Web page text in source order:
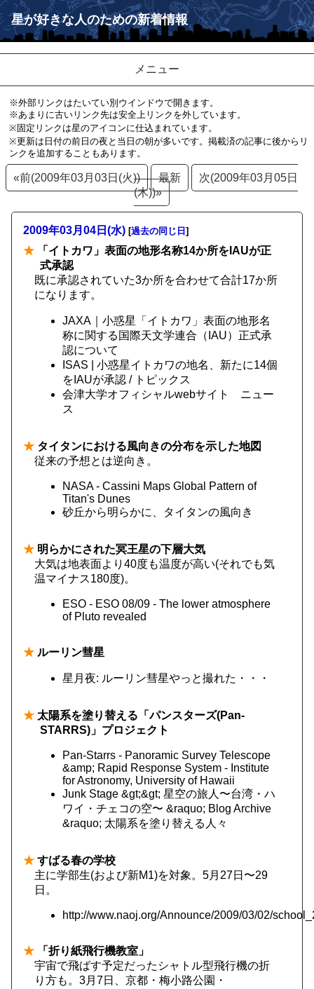
星が好きな人のための新着情報
メニュー
※外部リンクはたいてい別ウインドウで開きます。
※あまりに古いリンク先は安全上リンクを外しています。
※固定リンクは星のアイコンに仕込まれています。
※更新は日付の前日の夜と当日の朝が多いです。掲載済の記事に後からリ
ンクを追加することもあります。
«前(2009年03月03日(火)) 最新
次(2009年03月05日
(木))»
2009年03月04日(水) [過去の同じ日 ]
★ 「イトカワ」表面の地形名称14か所をIAUが正
式承認
既に承認されていた3か所を合わせて合計17か所
になります。
JAXA｜小惑星「イトカワ」表面の地形名
称に関する国際天文学連合（IAU）正式承
認について
ISAS | 小惑星イトカワの地名、新たに14個
をIAUが承認 / トピックス
会津大学オフィシャルwebサイト ニュー
ス
★ タイタンにおける風向きの分布を示した地図
従来の予想とは逆向き。
NASA - Cassini Maps Global Pattern of
Titan's Dunes
砂丘から明らかに、タイタンの風向き
★ 明らかにされた冥王星の下層大気
大気は地表面より40度も温度が高い(それでも気
温マイナス180度)。
ESO - ESO 08/09 - The lower atmosphere
of Pluto revealed
★ ルーリン彗星
星月夜: ルーリン彗星やっと撮れた・・・
★ 太陽系を塗り替える「パンスターズ(Pan-
STARRS)」プロジェクト
Pan-Starrs - Panoramic Survey Telescope
&amp; Rapid Response System - Institute
for Astronomy, University of Hawaii
Junk Stage &gt;&gt; 星空の旅人〜台湾・ハ
ワイ・チェコの空〜 &raquo; Blog Archive
&raquo; 太陽系を塗り替える人々
★ すばる春の学校
主に学部生(および新M1)を対象。5月27日〜29
日。
http://www.naoj.org/Announce/2009/03/02/
★ 「折り紙飛行機教室」
宇宙で飛ばす予定だったシャトル型飛行機の折
り方も。3月7日、京都・梅小路公園・